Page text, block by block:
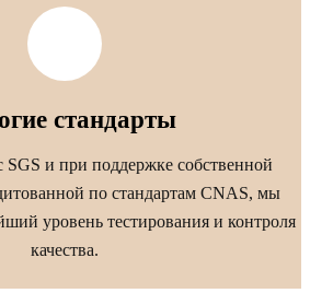
стандарты
SGS и при поддержке собственной
по стандартам CNAS, мы
уровень тестирования и контроля
качества.